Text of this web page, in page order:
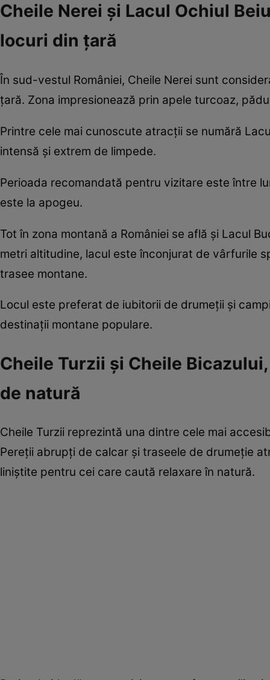
Cheile Nerei și Lacul Ochiul
locuri din țară
În sud-vestul României, Cheile Nerei sunt
țară. Zona impresionează prin apele turcoaz,
Printre cele mai cunoscute atracții se numără
intensă și extrem de limpede.
Perioada recomandată pentru vizitare este între
este la apogeu.
Tot în zona montană a României se află și Lacul
metri altitudine, lacul este înconjurat de vârfurile
trasee montane.
Locul este preferat de iubitorii de drumeții și
destinații montane populare.
Cheile Turzii și Cheile
de natură
Cheile Turzii reprezintă una dintre cele mai
Pereții abrupți de calcar și traseele de drumeție
liniștite pentru cei care caută relaxare în natură.